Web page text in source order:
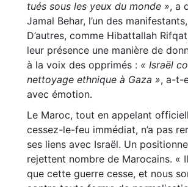
tués sous les yeux du monde », a
Jamal Behar, l’un des manifestants,
D’autres, comme Hibattallah
leur présence une manière de
à la voix des opprimés : « Israël
nettoyage ethnique à Gaza », a-t-
avec émotion.
Le Maroc, tout en appelant
cessez-le-feu immédiat, n’a pas
ses liens avec Israël. Un
rejettent nombre de Marocains. «
que cette guerre cesse, et nous